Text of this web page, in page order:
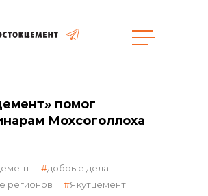
помог
Мохсоголлоха
добрые дела
регионов
Якутцемент